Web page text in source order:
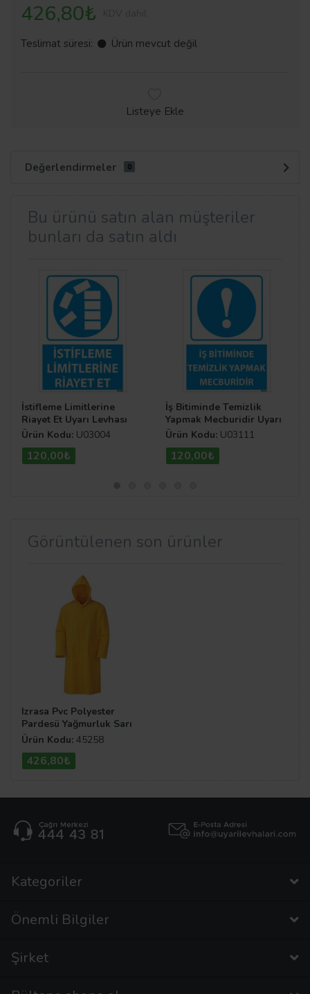
426,80₺
Teslimat süresi: Ürün mevcut değil
Listeye Ekle
Değerlendirmeler 0
Bu ürünü satın alan müşteriler
bunları da satın aldı
İstifleme Limitlerine
Riayet Et Uyarı Levhası
Ürün Kodu: U03004
120,00₺
İş Bitiminde Temizlik
Yapmak Mecburidir Uyarı
Levhası
Ürün Kodu: U03111
120,00₺
Görüntülenen son ürünler
Izrasa Pvc Polyester
Pardesü Yağmurluk Sarı
XXL
Ürün Kodu: 45258
426,80₺
Kategoriler
Önemli Bilgiler
Şirket